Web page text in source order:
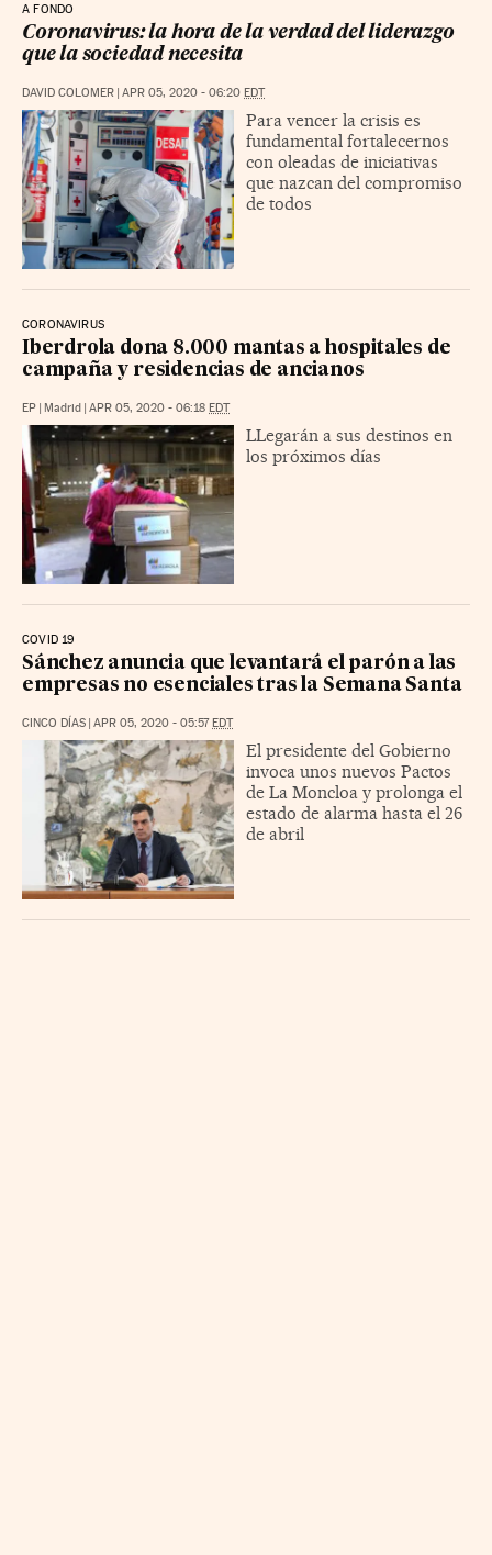
A FONDO
Coronavirus: la hora de la verdad del liderazgo
que la sociedad necesita
DAVID COLOMER APR 05, 2020 - 06:20 EDT
Para vencer la crisis es
fundamental fortalecernos
con oleadas de iniciativas
que nazcan del compromiso
de todos
CORONAVIRUS
Iberdrola dona 8.000 mantas a hospitales de
campaña y residencias de ancianos
EP Madrid APR 05, 2020 - 06:18 EDT
LLegarán a sus destinos en
los próximos días
COVID 19
Sánchez anuncia que levantará el parón a las
empresas no esenciales tras la Semana Santa
CINCO DÍAS APR 05, 2020 - 05:57 EDT
El presidente del Gobierno
invoca unos nuevos Pactos
de La Moncloa y prolonga el
estado de alarma hasta el 26
de abril